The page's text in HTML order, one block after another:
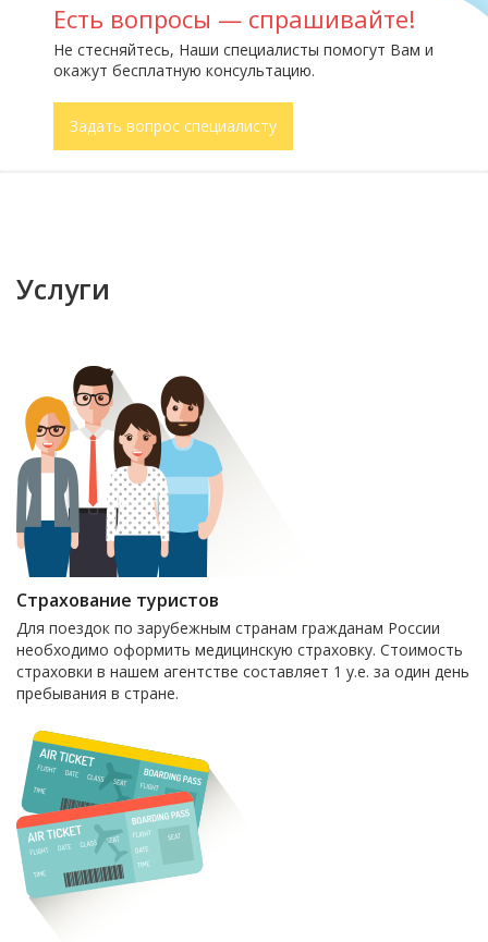
Есть вопросы — спрашивайте!
Не стесняйтесь, Наши специалисты помогут Вам и
окажут бесплатную консультацию.
Задать вопрос специалисту
Услуги
Страхование туристов
Для поездок по зарубежным странам гражданам России
необходимо оформить медицинскую страховку. Стоимость
страховки в нашем агентстве составляет 1 у.е. за один день
пребывания в стране.